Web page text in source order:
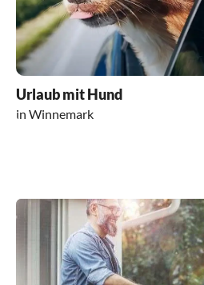
Urlaub mit Hund
in Winnemark